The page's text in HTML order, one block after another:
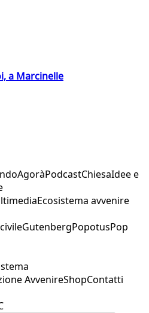
a Marcinelle
AgoràPodcastChiesaIdee e
Ecosistema avvenire
GutenbergPopotusPop
AvvenireShopContatti